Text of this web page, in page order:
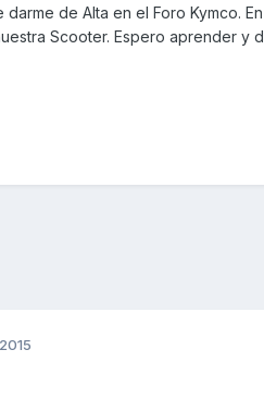
de Alta en el Foro Kymco.
Scooter. Espero aprender y